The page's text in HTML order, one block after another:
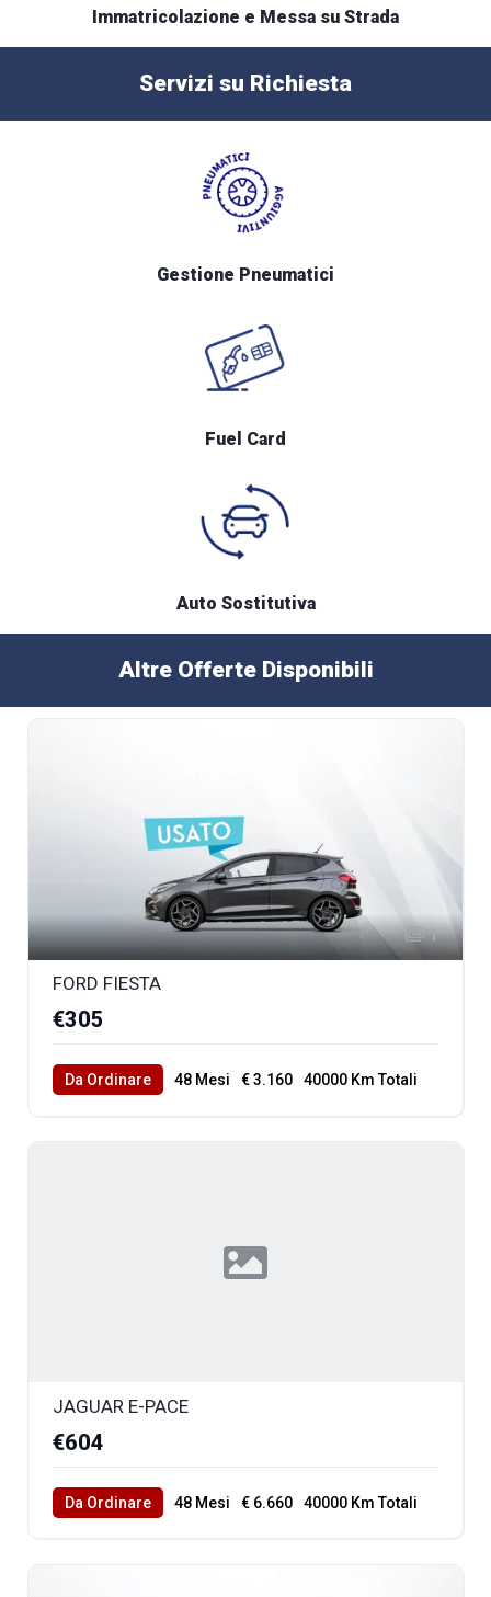
Immatricolazione e Messa su Strada
Servizi su Richiesta
Gestione Pneumatici
Fuel Card
Auto Sostitutiva
Altre Offerte Disponibili
1
FORD FIESTA
€305
Da Ordinare 48 Mesi € 3.160 40000 Km Totali
JAGUAR E-PACE
€604
Da Ordinare 48 Mesi € 6.660 40000 Km Totali